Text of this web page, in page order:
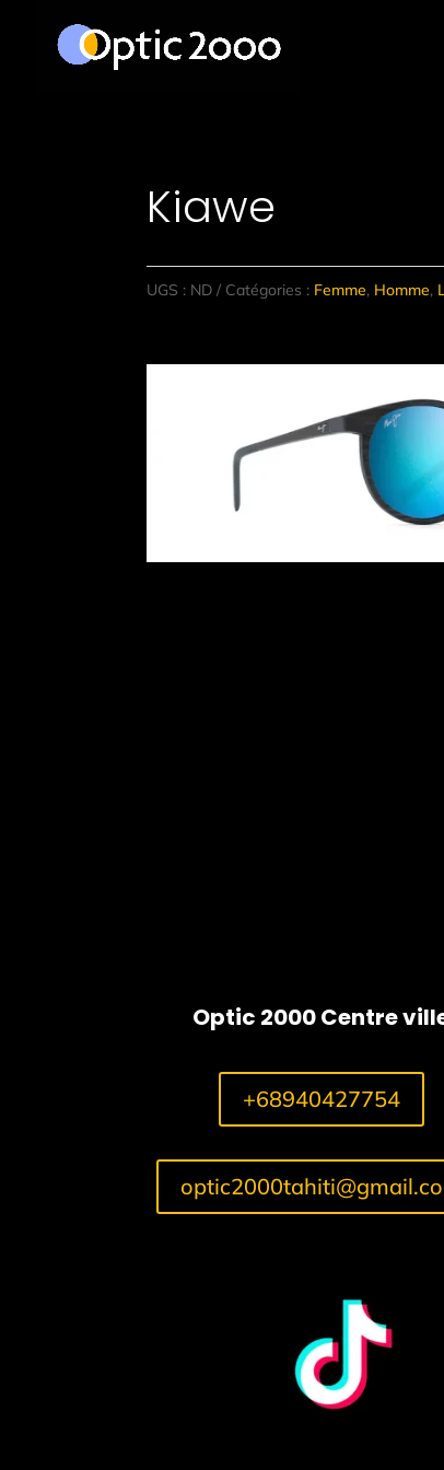
Kiawe
UGS : ND Catégories : Femme, Homme,
Optic 2000 Centre
+68940427754